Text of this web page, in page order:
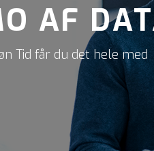
AF
Tid får du det hele med